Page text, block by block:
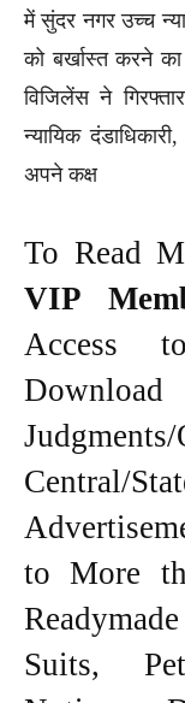
में सुंदर नगर उच्च
को बर्खास्त करने
विजिलेंस ने
न्यायिक
अपने कक्ष
To Read
VIP
Access
to More
Suits,